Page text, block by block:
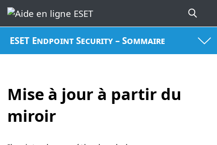
ESET Endpoint Security – Sommaire
Mise à jour à partir du
miroir